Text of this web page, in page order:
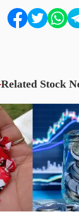
Related Stock